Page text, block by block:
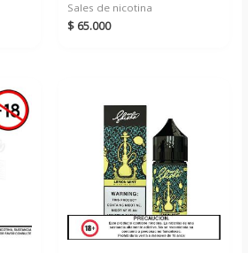
Sales de nicotina
$ 65.000